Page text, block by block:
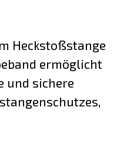
Heckstoßstange
ermöglicht
und sichere